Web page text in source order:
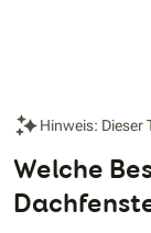
Hinweis: Dieser
Welche